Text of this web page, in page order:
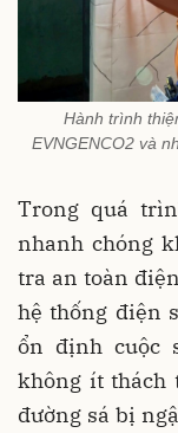
Hành trình
EVNGENCO2 và
Trong quá
nhanh chóng
tra an toàn
hệ thống điện
ổn định cuộc
không ít thách
đường sá bị